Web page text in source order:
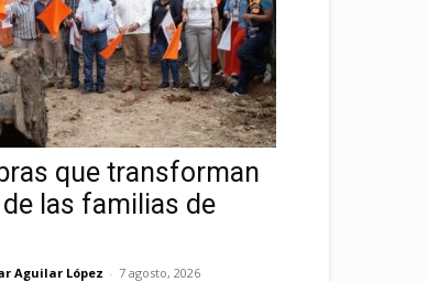
que transforman
de las familias de
Aguilar López - 7 agosto, 2026